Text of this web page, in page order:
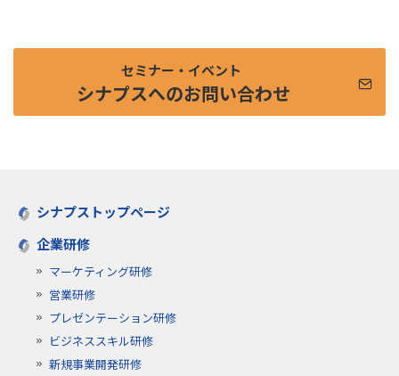
セミナー・イベント
シナプスへのお問い合わせ
シナプストップページ
企業研修
マーケティング研修
営業研修
プレゼンテーション研修
ビジネススキル研修
新規事業開発研修